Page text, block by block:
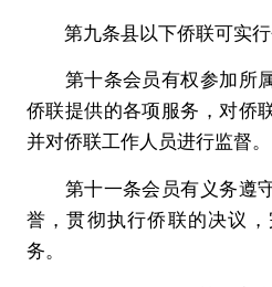
第九条县以下侨联可实行
第十条会员有权参加所
侨联提供的各项服务，对侨
并对侨联工作人员进行监督。
第十一条会员有义务遵
誉，贯彻执行侨联的决议
务。